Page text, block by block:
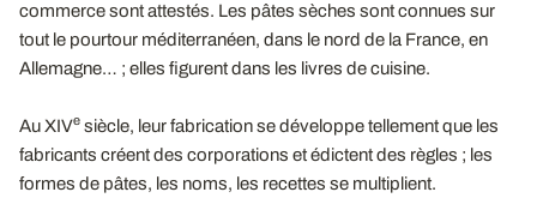
commerce sont attestés. Les pâtes sèches sont connues sur
tout le pourtour méditerranéen, dans le nord de la France, en
Allemagne… ; elles figurent dans les livres de cuisine.
Au XIVe siècle, leur fabrication se développe tellement que les
fabricants créent des corporations et édictent des règles ; les
formes de pâtes, les noms, les recettes se multiplient.